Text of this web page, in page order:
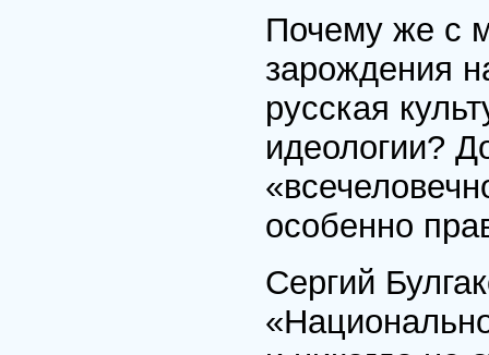
Почему же с
зарождения
русская
идеологии?
особенно
Сергий